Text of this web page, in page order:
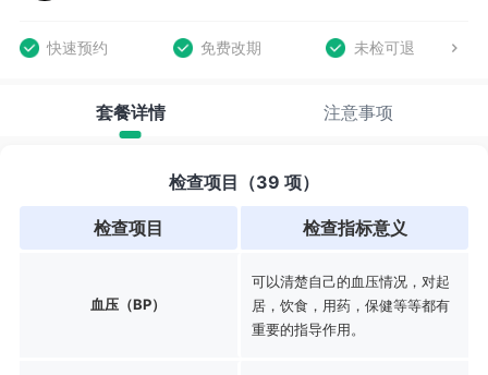
快速预约 免费改期 未检可退
套餐详情 注意事项
检查项目（39 项）
检查项目 检查指标意义
血压（BP）
可以清楚自己的血压情况，对起
居，饮食，用药，保健等等都有
重要的指导作用。